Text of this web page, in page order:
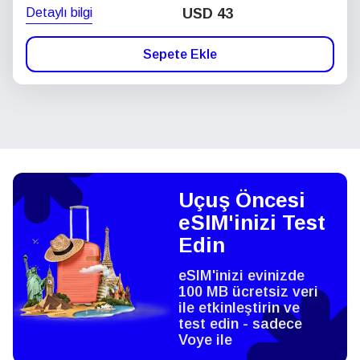
Detaylı bilgi USD 43
Sepete Ekle
Uçuş Öncesi
eSIM'inizi Test
Edin
eSIM'inizi evinizde
100 MB ücretsiz veri
ile etkinleştirin ve
test edin - sadece
Voye ile